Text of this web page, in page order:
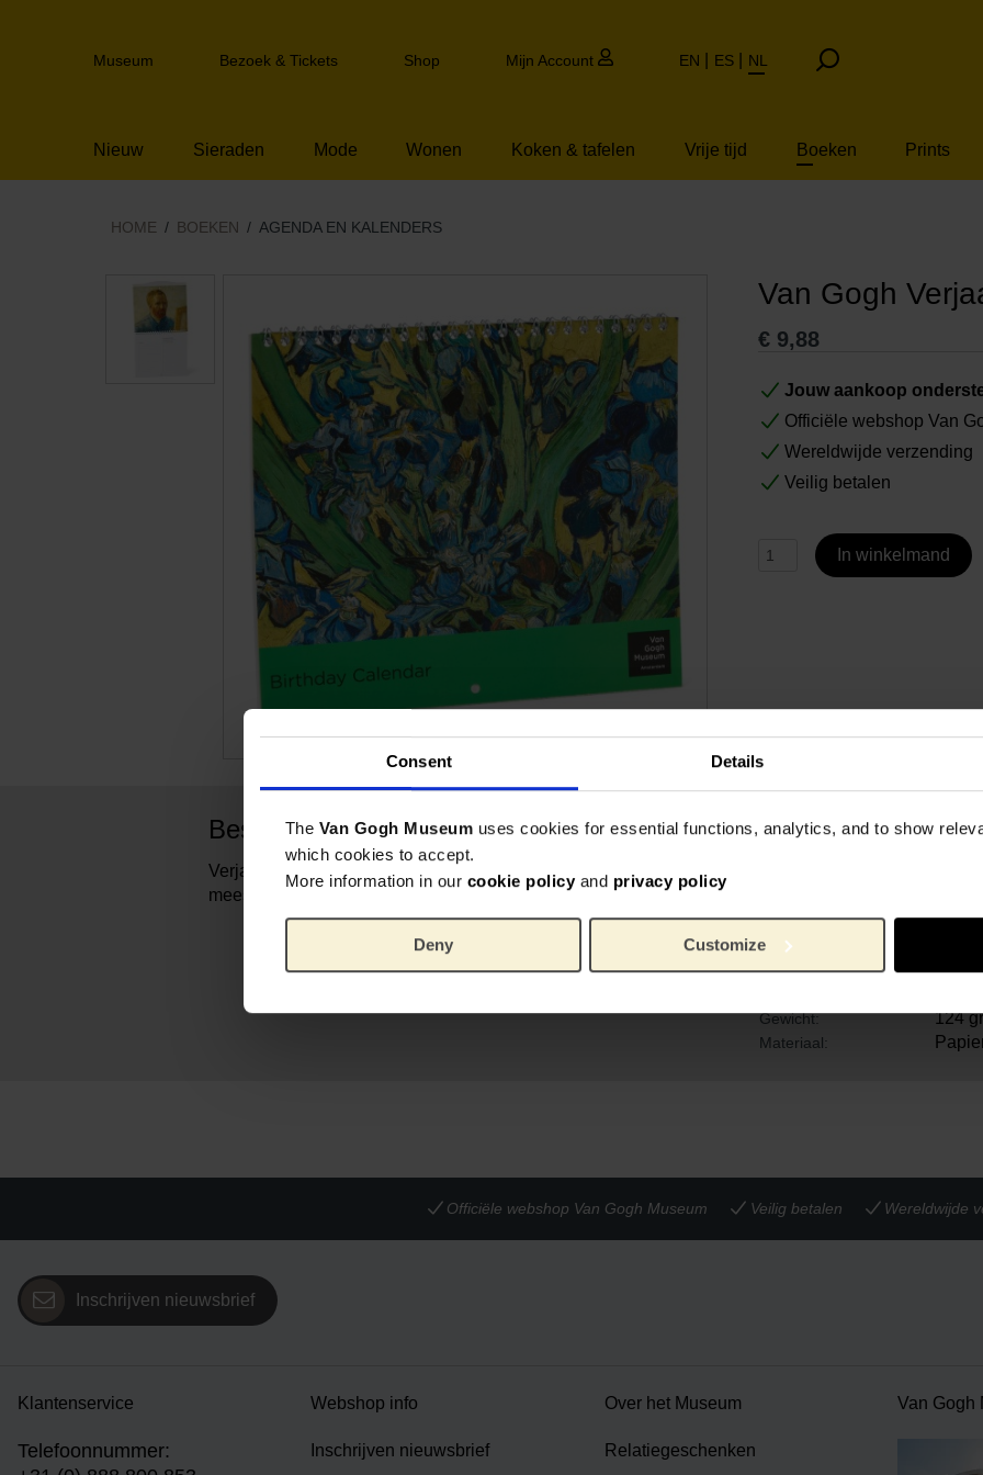
Consent Details
The Van Gogh Museum uses cookies for essential functions, analytics, and to show
which cookies to accept.
More information in our cookie policy and privacy policy
Deny Customize
Spring
Header
Museum Bezoek & Tickets Shop Mijn Account EN ES NL
Nieuw Sieraden Mode Wonen Koken & tafelen Vrije tijd Boeken Prints
HOME BOEKEN AGENDA EN KALENDERS
Van Gogh
€ 9,88
Jouw aankoop
Officiële webshop Van
Wereldwijde verzending
Veilig betalen
In winkelmand
Beschrijving
Verjaardagskalender met afbeeldingen van de prachtige
meesterwerken van Van Gogh.
Specificaties
Artikelnummer:
Merk: Van
Breedte: 19 cm
Gewicht: 124
Materiaal:
Officiële webshop Van Gogh Museum Veilig betalen Wereldwijde
Inschrijven nieuwsbrief
Klantenservice
Telefoonnummer:
Webshop info
Inschrijven nieuwsbrief
Over het Museum
Relatiegeschenken
Van Gogh